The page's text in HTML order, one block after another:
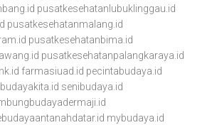
pusatkesehatanlubuklinggau.id
pusatkesehatanmalang.id
pusatkesehatanbima.id
pusatkesehatanpalangkaraya.id
farmasiuad.id pecintabudaya.id
budayakita.id senibudaya.id
mybudaya.id